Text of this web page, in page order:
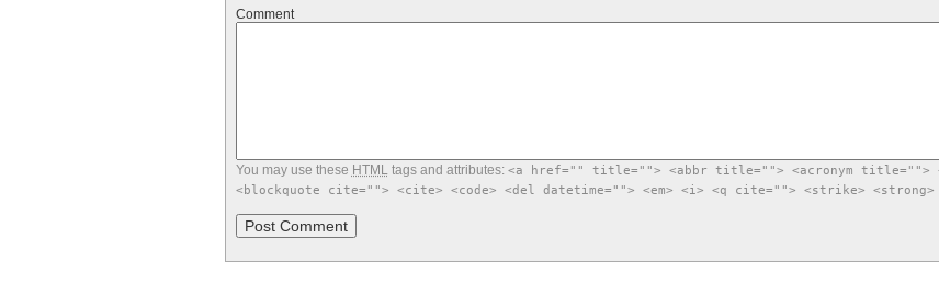
Comment
You may use these HTMLtags and attributes: <a href="" title=""> <abbr title=""> <acronym title="">
<blockquote cite=""> <cite> <code> <del datetime=""> <em> <i> <q cite=""> <strike> <strong>